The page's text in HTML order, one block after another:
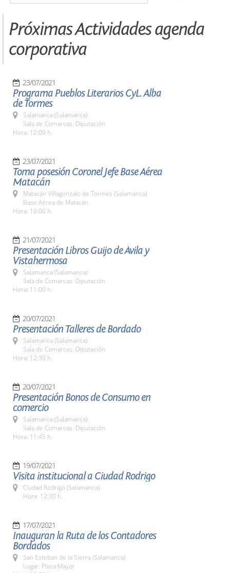
Próximas Actividades agenda
corporativa
23/07/2021
Programa Pueblos Literarios CyL. Alba
de Tormes
Salamanca (Salamanca)
Sala de Comarcas. Diputación
Hora: 12:00 h.
23/07/2021
Toma posesión Coronel Jefe Base Aérea
Matacán
Matacán Villagonzalo de Tormes (Salamanca)
Base Aérea de Matacán
Hora: 10:00 h.
21/07/2021
Presentación Libros Guijo de Ávila y
Vistahermosa
Salamanca (Salamanca)
Sala de Comarcas. Diputación
Hora: 11:00 h.
20/07/2021
Presentación Talleres de Bordado
Salamanca (Salamanca)
Sala de Comarcas. Diputación
Hora: 12:30 h.
20/07/2021
Presentación Bonos de Consumo en
comercio
Salamanca (Salamanca)
Sala de Comarcas. Diputación
Hora: 11:45 h.
19/07/2021
Visita institucional a Ciudad Rodrigo
Ciudad Rodrigo (Salamanca)
Hora: 12:30 h.
17/07/2021
Inauguran la Ruta de los Contadores
Bordados
San Esteban de la Sierra (Salamanca)
Lugar: Plaza Mayor